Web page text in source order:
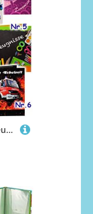
alles-meine.de GmbH A4 - Zeugnismappe/Ringbuch - Zeugnisse Feuerwehrauto - ERWEITERBAR - incl. Register & Einsteckseiten - z.B. Urkunden/Ordner - Sammelordner - Zeugnisring..